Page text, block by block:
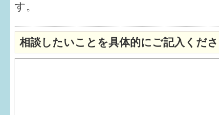
す。
相談したいことを具体的にご記入くだ
1歳〜3歳
3歳〜就学前
就学後〜